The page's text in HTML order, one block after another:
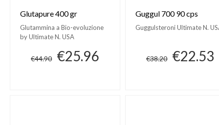
Glutapure 400 gr
Glutammina a Bio-evoluzione
by Ultimate N. USA
€44.90 €25.96
Guggul 700 90 cps
Guggulsteroni Ultimate N.
€38.20 €22.53